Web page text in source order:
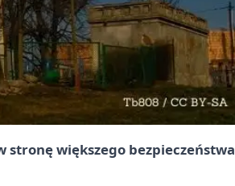
większego bezpieczeństwa